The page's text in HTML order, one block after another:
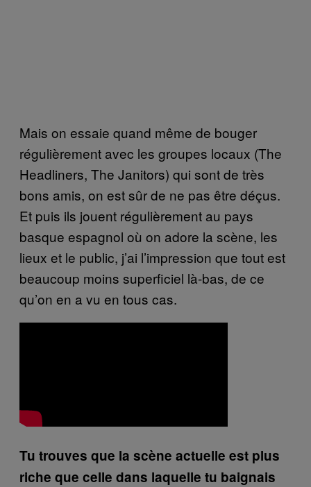
Mais on essaie quand même de bouger
régulièrement avec les groupes locaux (The
Headliners, The Janitors) qui sont de très
bons amis, on est sûr de ne pas être déçus.
Et puis ils jouent régulièrement au pays
basque espagnol où on adore la scène, les
lieux et le public, j’ai l’impression que tout est
beaucoup moins superficiel là-bas, de ce
qu’on en a vu en tous cas.
Tu trouves que la scène actuelle est plus
riche que celle dans laquelle tu baignais